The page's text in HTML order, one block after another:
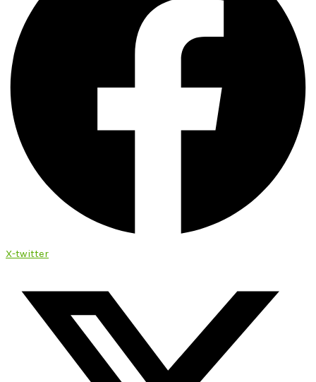
X-twitter